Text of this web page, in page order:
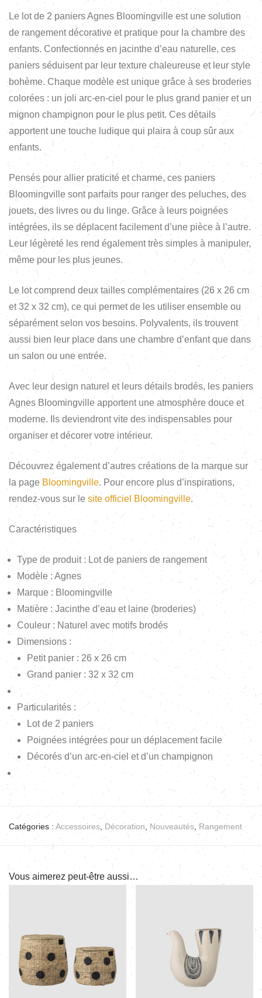
Le lot de 2 paniers Agnes Bloomingville est une solution
de rangement décorative et pratique pour la chambre des
enfants. Confectionnés en jacinthe d’eau naturelle, ces
paniers séduisent par leur texture chaleureuse et leur style
bohème. Chaque modèle est unique grâce à ses broderies
colorées : un joli arc-en-ciel pour le plus grand panier et un
mignon champignon pour le plus petit. Ces détails
apportent une touche ludique qui plaira à coup sûr aux
enfants.
Pensés pour allier praticité et charme, ces paniers
Bloomingville sont parfaits pour ranger des peluches, des
jouets, des livres ou du linge. Grâce à leurs poignées
intégrées, ils se déplacent facilement d’une pièce à l’autre.
Leur légèreté les rend également très simples à manipuler,
même pour les plus jeunes.
Le lot comprend deux tailles complémentaires (26 x 26 cm
et 32 x 32 cm), ce qui permet de les utiliser ensemble ou
séparément selon vos besoins. Polyvalents, ils trouvent
aussi bien leur place dans une chambre d’enfant que dans
un salon ou une entrée.
Avec leur design naturel et leurs détails brodés, les paniers
Agnes Bloomingville apportent une atmosphère douce et
moderne. Ils deviendront vite des indispensables pour
organiser et décorer votre intérieur.
Découvrez également d’autres créations de la marque sur
la page Bloomingville. Pour encore plus d’inspirations,
rendez-vous sur le site officiel Bloomingville.
Caractéristiques
Type de produit : Lot de paniers de rangement
Modèle : Agnes
Marque : Bloomingville
Matière : Jacinthe d’eau et laine (broderies)
Couleur : Naturel avec motifs brodés
Dimensions :
Petit panier : 26 x 26 cm
Grand panier : 32 x 32 cm
Particularités :
Lot de 2 paniers
Poignées intégrées pour un déplacement facile
Décorés d’un arc-en-ciel et d’un champignon
Catégories : Accessoires Décoration Nouveautés Rangement
Vous aimerez peut-être aussi…